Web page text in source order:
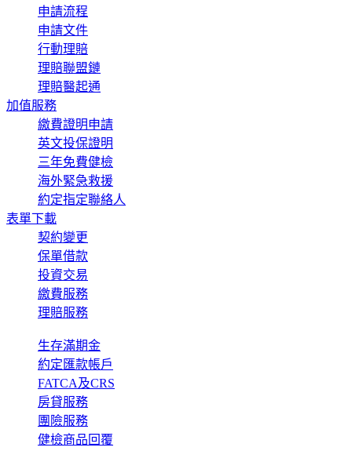
申請流程
申請文件
行動理賠
理賠聯盟鏈
理賠醫起通
加值服務
繳費證明申請
英文投保證明
三年免費健檢
海外緊急救援
約定指定聯絡人
表單下載
契約變更
保單借款
投資交易
繳費服務
理賠服務
生存滿期金
約定匯款帳戶
FATCA及CRS
房貸服務
團險服務
健檢商品回覆